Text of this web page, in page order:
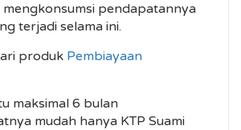
mengkonsumsi pendapatannya
terjadi selama ini.
produk Pembiayaan
maksimal 6 bulan
mudah hanya KTP Suami